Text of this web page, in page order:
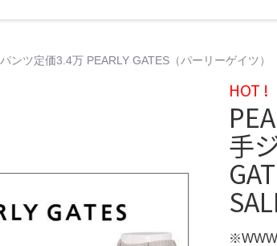
ンツ定価3.4万 PEARLY GATES（パーリーゲイツ
HOT !
手